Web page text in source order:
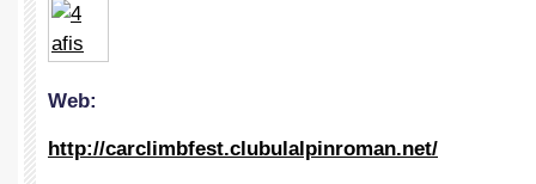
Web:
http://carclimbfest.clubulalpinroman.net/